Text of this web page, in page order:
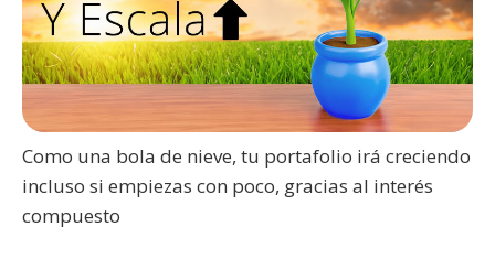
Como una bola de nieve, tu portafolio irá creciendo
incluso si empiezas con poco, gracias al interés
compuesto